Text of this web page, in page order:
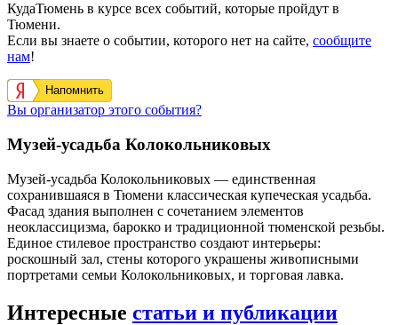
КудаТюмень в курсе всех событий, которые пройдут в
Тюмени.
Если вы знаете о событии, которого нет на сайте, сообщите
нам!
Напомнить
Вы организатор этого события?
Музей-усадьба Колокольниковых
Музей-усадьба Колокольниковых — единственная
сохранившаяся в Тюмени классическая купеческая усадьба.
Фасад здания выполнен с сочетанием элементов
неоклассицизма, барокко и традиционной тюменской резьбы.
Единое стилевое пространство создают интерьеры:
роскошный зал, стены которого украшены живописными
портретами семьи Колокольниковых, и торговая лавка.
Интересные статьи и публикации